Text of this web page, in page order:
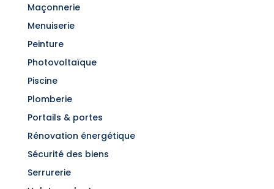
Maçonnerie
Menuiserie
Peinture
Photovoltaïque
Piscine
Plomberie
Portails & portes
Rénovation énergétique
Sécurité des biens
Serrurerie